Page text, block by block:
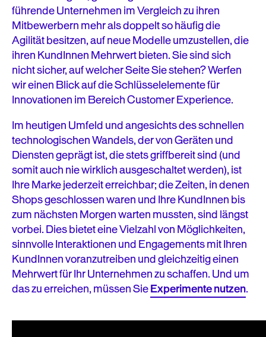
führende Unternehmen im Vergleich zu ihren
Mitbewerbern mehr als doppelt so häufig die
Agilität besitzen, auf neue Modelle umzustellen, die
ihren KundInnen Mehrwert bieten. Sie sind sich
nicht sicher, auf welcher Seite Sie stehen? Werfen
wir einen Blick auf die Schlüsselelemente für
Innovationen im Bereich Customer Experience.
Im heutigen Umfeld und angesichts des schnellen
technologischen Wandels, der von Geräten und
Diensten geprägt ist, die stets griffbereit sind (und
somit auch nie wirklich ausgeschaltet werden), ist
Ihre Marke jederzeit erreichbar; die Zeiten, in denen
Shops geschlossen waren und Ihre KundInnen bis
zum nächsten Morgen warten mussten, sind längst
vorbei. Dies bietet eine Vielzahl von Möglichkeiten,
sinnvolle Interaktionen und Engagements mit Ihren
KundInnen voranzutreiben und gleichzeitig einen
Mehrwert für Ihr Unternehmen zu schaffen. Und um
das zu erreichen, müssen SieExperimente nutzen.